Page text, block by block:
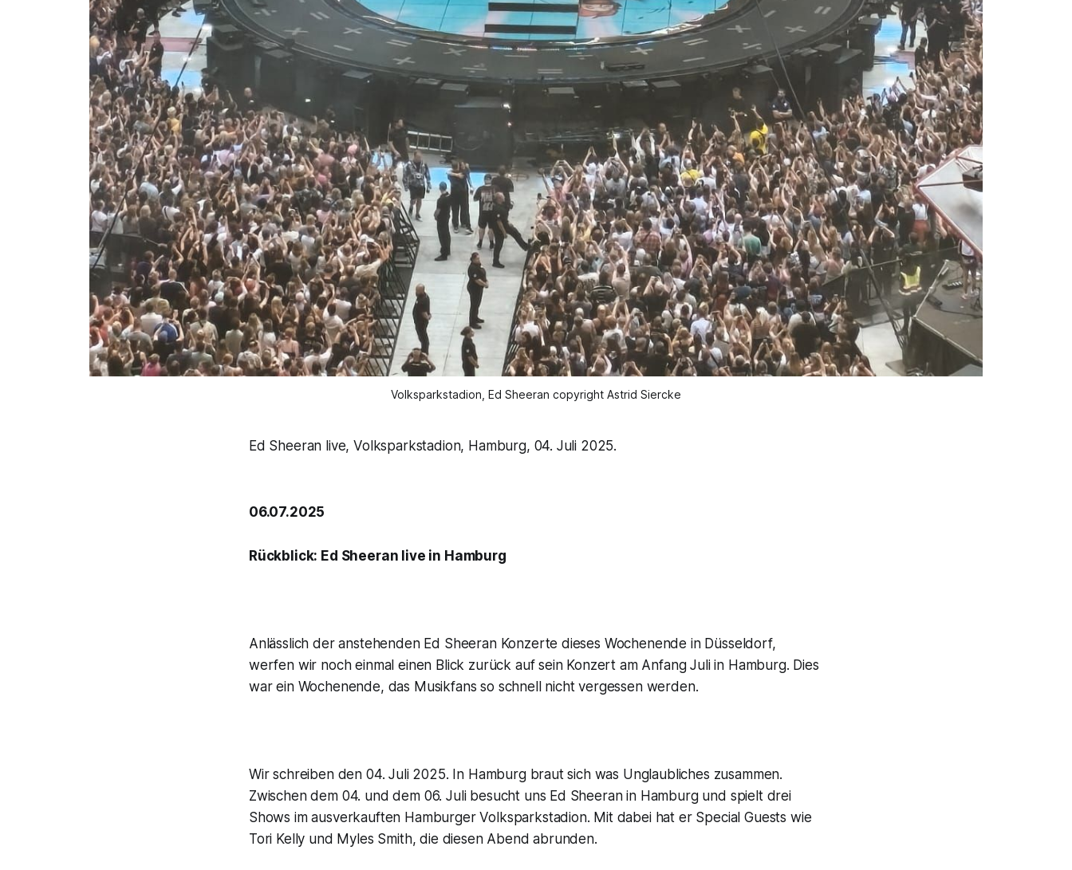
Volksparkstadion, Ed Sheeran copyright Astrid Siercke
Ed Sheeran live, Volksparkstadion, Hamburg, 04. Juli 2025.
06.07.2025
Rückblick: Ed Sheeran live in Hamburg
Anlässlich der anstehenden Ed Sheeran Konzerte dieses Wochenende in Düsseldorf,
werfen wir noch einmal einen Blick zurück auf sein Konzert am Anfang Juli in Hamburg. Dies
war ein Wochenende, das Musikfans so schnell nicht vergessen werden.
Wir schreiben den 04. Juli 2025. In Hamburg braut sich was Unglaubliches zusammen.
Zwischen dem 04. und dem 06. Juli besucht uns Ed Sheeran in Hamburg und spielt drei
Shows im ausverkauften Hamburger Volksparkstadion. Mit dabei hat er Special Guests wie
Tori Kelly und Myles Smith, die diesen Abend abrunden.